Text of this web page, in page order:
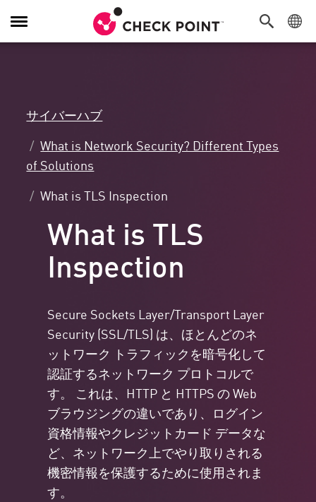
Toggle
Navigation
サイバーハブ
What is Network Security? Different Types
of Solutions
What is TLS Inspection
What is TLS
Inspection
Secure Sockets Layer/Transport Layer
Security (SSL/TLS) は、ほとんどのネ
ットワーク トラフィックを暗号化して
認証するネットワーク プロトコルで
す。 これは、HTTP と HTTPS の Web
ブラウジングの違いであり、ログイン
資格情報やクレジットカード データな
ど、ネットワーク上でやり取りされる
機密情報を保護するために使用されま
す。